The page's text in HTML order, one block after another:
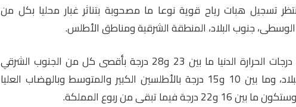
تسجيل هبات رياح قوية نوعا ما مصحوبة بتناثر غبار محليا بكل من
جنوب البلاد، المنطقة الشرقية ومناطق الأطلس.
وستتراوح درجات الحرارة الدنيا ما بين 23 و28 درجة بأقصى كل من الجنوب الشرقي
وجنوب البلاد، وما بين 10 و15 درجة بالأطلسين الكبير والمتوسط وبالهضاب العليا
و22 درجة فيما تبقى من ربوع المملكة.